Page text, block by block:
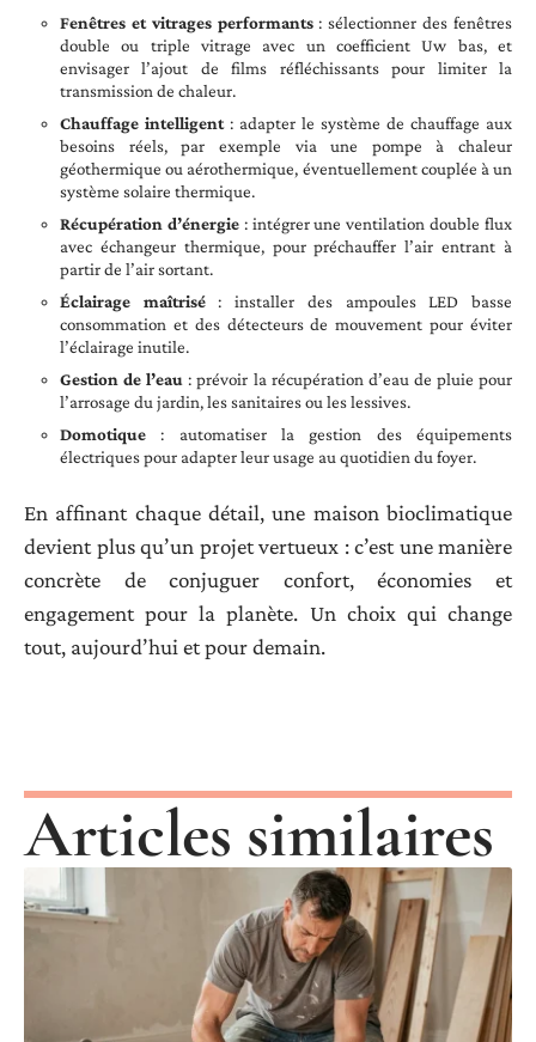
Fenêtres et vitrages performants: sélectionner des fenêtres
double ou triple vitrage avec un coefficient Uw bas, et
envisager l’ajout de films réfléchissants pour limiter la
transmission de chaleur.
Chauffage intelligent: adapter le système de chauffage aux
besoins réels, par exemple via une pompe à chaleur
géothermique ou aérothermique, éventuellement couplée à un
système solaire thermique.
Récupération d’énergie: intégrer une ventilation double flux
avec échangeur thermique, pour préchauffer l’air entrant à
partir de l’air sortant.
Éclairage maîtrisé: installer des ampoules LED basse
consommation et des détecteurs de mouvement pour éviter
l’éclairage inutile.
Gestion de l’eau : prévoir la récupération d’eau de pluie pour
l’arrosage du jardin, les sanitaires ou les lessives.
Domotique : automatiser la gestion des équipements
électriques pour adapter leur usage au quotidien du foyer.
En affinant chaque détail, une maison bioclimatique
devient plus qu’un projet vertueux : c’est une manière
concrète de conjuguer confort, économies et
engagement pour la planète. Un choix qui change
tout, aujourd’hui et pour demain.
Articles similaires